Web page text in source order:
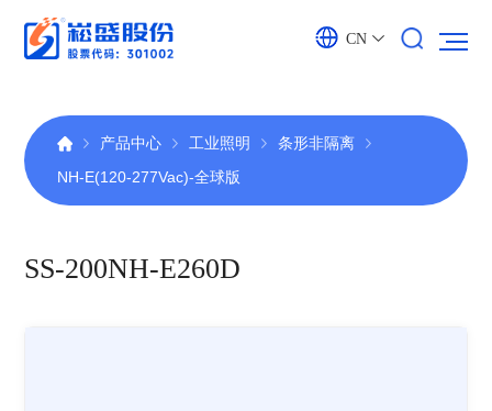
CN
产品中心 工业照明
条形非隔离
NH-E(120-277Vac)-全球版
SS-200NH-E260D